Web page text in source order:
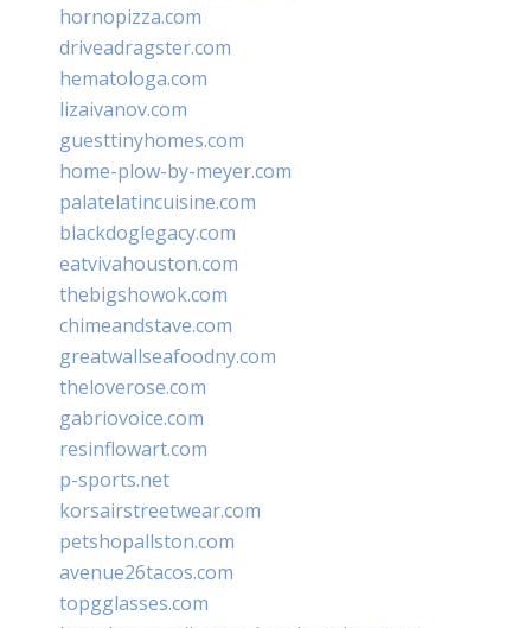
hornopizza.com
driveadragster.com
hematologa.com
lizaivanov.com
guesttinyhomes.com
home-plow-by-meyer.com
palatelatincuisine.com
blackdoglegacy.com
eatvivahouston.com
thebigshowok.com
chimeandstave.com
greatwallseafoodny.com
theloverose.com
gabriovoice.com
resinflowart.com
p-sports.net
korsairstreetwear.com
petshopallston.com
avenue26tacos.com
topgglasses.com